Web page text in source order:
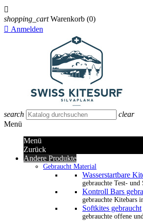

shopping_cart Warenkorb (0)
 Anmelden
search
clear
Menü
Menü
Zurück
Andere Produkte
Gebraucht Material
Wasserstartbare
gebrauchte Test-
Kontroll Bars
gebrauchte Kitebars
Softkites gebraucht
gebrauchte offene